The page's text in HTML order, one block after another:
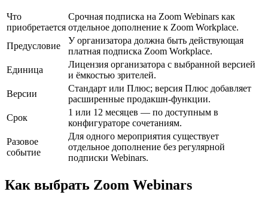
Что
приобретается
Срочная подписка на Zoom Webinars как
отдельное дополнение к Zoom Workplace.
Предусловие
У организатора должна быть действующая
платная подписка Zoom Workplace.
Единица
Лицензия организатора с выбранной версией
и ёмкостью зрителей.
Версии
Стандарт или Плюс; версия Плюс добавляет
расширенные продакшн-функции.
Срок
1 или 12 месяцев — по доступным в
конфигураторе сочетаниям.
Разовое
событие
Для одного мероприятия существует
отдельное дополнение без регулярной
подписки Webinars.
Как выбрать Zoom Webinars